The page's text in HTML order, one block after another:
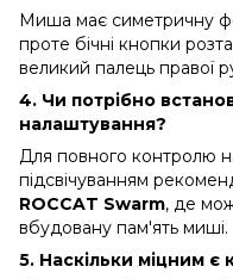
Миша має симетричну
проте бічні кнопки
великий палець правої
4. Чи потрібно
налаштування?
Для повного контролю
підсвічуванням
ROCCAT Swarm, де
вбудовану пам'ять миші.
5. Наскільки міцним є